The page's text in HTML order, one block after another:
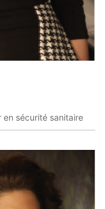
en sécurité sanitaire